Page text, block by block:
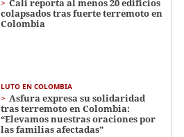
Cali reporta al menos 20 edificios
colapsados tras fuerte terremoto en
Colombia
LUTO EN COLOMBIA
Asfura expresa su solidaridad
tras terremoto en Colombia:
“Elevamos nuestras oraciones por
las familias afectadas”